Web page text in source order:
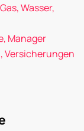
Wasser,
Manager
Versicherungen